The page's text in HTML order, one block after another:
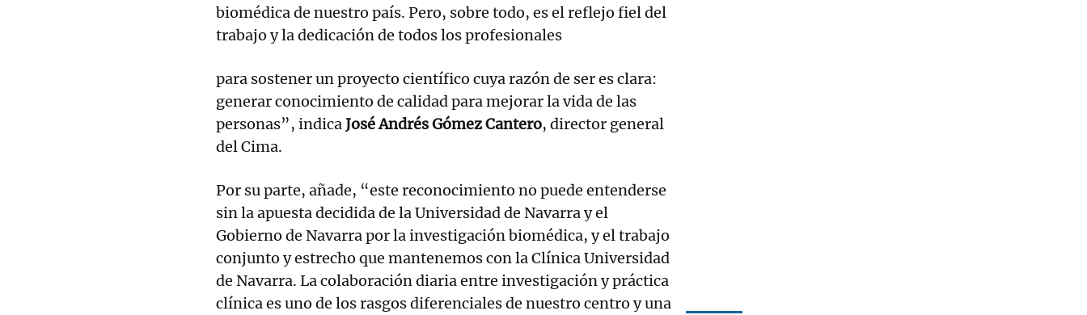
biomédica de nuestro país. Pero, sobre todo, es el reflejo fiel del
trabajo y la dedicación de todos los profesionales
para sostener un proyecto científico cuya razón de ser es clara:
generar conocimiento de calidad para mejorar la vida de las
personas”, indicaJosé Andrés Gómez Cantero, director general
del Cima.
Por su parte, añade, “este reconocimiento no puede entenderse
sin la apuesta decidida de la Universidad de Navarra y el
Gobierno de Navarra por la investigación biomédica, y el trabajo
conjunto y estrecho que mantenemos con la Clínica Universidad
de Navarra. La colaboración diaria entre investigación y práctica
clínica es uno de los rasgos diferenciales de nuestro centro y una